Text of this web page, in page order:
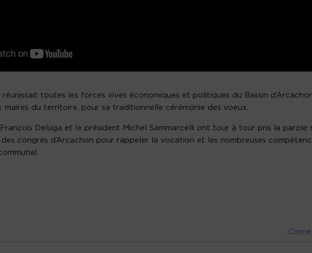
réunissait toutes les forces vives économiques et politiques du Bassin
maires du territoire, pour sa traditionnelle cérémonie des voeux.
Deluga et le président Michel Sammarcelli ont tour à tour pris la parole
des congrès d’Arcachon pour rappeler la vocation et les nombreuses